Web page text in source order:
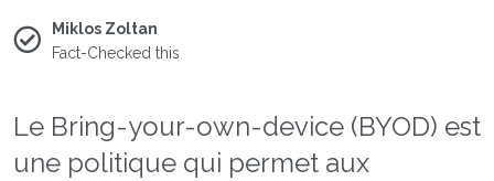
Miklos Zoltan
Fact-Checked this
Le Bring-your-own-device (BYOD) est
une politique qui permet aux